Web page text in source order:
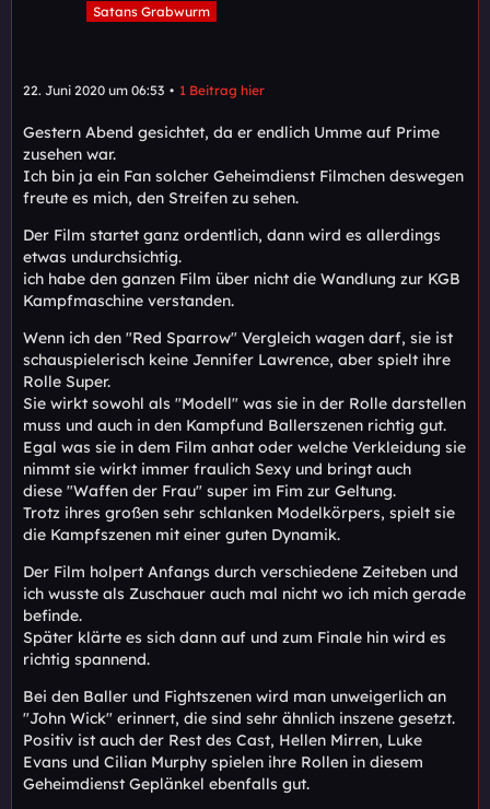
Satans Grabwurm
22. Juni 2020 um 06:53 1 Beitrag hier
Gestern Abend gesichtet, da er endlich Umme auf Prime
zusehen war.
Ich bin ja ein Fan solcher Geheimdienst Filmchen deswegen
freute es mich, den Streifen zu sehen.
Der Film startet ganz ordentlich, dann wird es allerdings
etwas undurchsichtig.
ich habe den ganzen Film über nicht die Wandlung zur KGB
Kampfmaschine verstanden.
Wenn ich den "Red Sparrow" Vergleich wagen darf, sie ist
schauspielerisch keine Jennifer Lawrence, aber spielt ihre
Rolle Super.
Sie wirkt sowohl als "Modell" was sie in der Rolle darstellen
muss und auch in den Kampfund Ballerszenen richtig gut.
Egal was sie in dem Film anhat oder welche Verkleidung sie
nimmt sie wirkt immer fraulich Sexy und bringt auch
diese "Waffen der Frau" super im Fim zur Geltung.
Trotz ihres großen sehr schlanken Modelkörpers, spielt sie
die Kampfszenen mit einer guten Dynamik.
Der Film holpert Anfangs durch verschiedene Zeiteben und
ich wusste als Zuschauer auch mal nicht wo ich mich gerade
befinde.
Später klärte es sich dann auf und zum Finale hin wird es
richtig spannend.
Bei den Baller und Fightszenen wird man unweigerlich an
"John Wick" erinnert, die sind sehr ähnlich inszene gesetzt.
Positiv ist auch der Rest des Cast, Hellen Mirren, Luke
Evans und Cilian Murphy spielen ihre Rollen in diesem
Geheimdienst Geplänkel ebenfalls gut.